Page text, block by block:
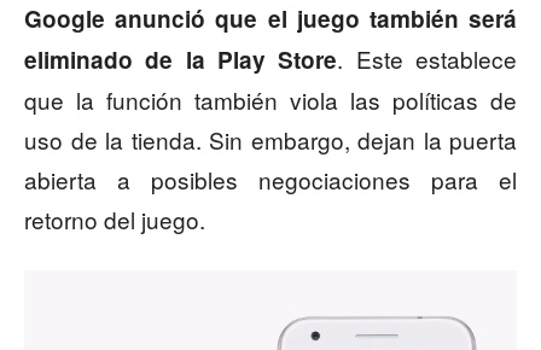
Google anunció que el juego también será
eliminado de la Play Store. Este establece
que la función también viola las políticas de
uso de la tienda. Sin embargo, dejan la puerta
abierta a posibles negociaciones para el
retorno del juego.